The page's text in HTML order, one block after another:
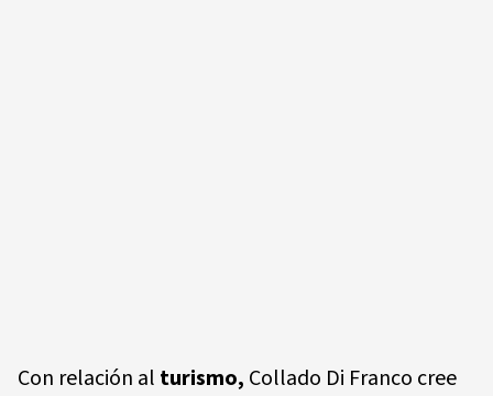
Con relación al turismo, Collado Di Franco cree